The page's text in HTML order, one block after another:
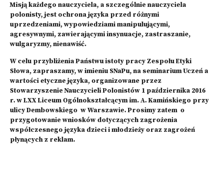
Misją każdego nauczyciela, a szczególnie nauczyciela
polonisty, jest ochrona języka przed różnymi
uprzedzeniami, wypowiedziami manipulującymi,
agresywnymi, zawierającymi insynuacje, zastraszanie,
wulgaryzmy, nienawiść.
W celu przybliżenia Państwu istoty pracy Zespołu Etyki
Słowa, zapraszamy, w imieniu SNaPu, na seminarium Uczeń a
wartości etyczne języka, organizowane przez
Stowarzyszenie Nauczycieli Polonistów 1 października 2016
r. w LXX Liceum Ogólnokształcącym im. A. Kamińskiego przy
ulicy Dembowskiego w Warszawie. Prosimy zatem o
przygotowanie wniosków dotyczących zagrożenia
współczesnego języka dzieci i młodzieży oraz zagrożeń
płynących z reklam.